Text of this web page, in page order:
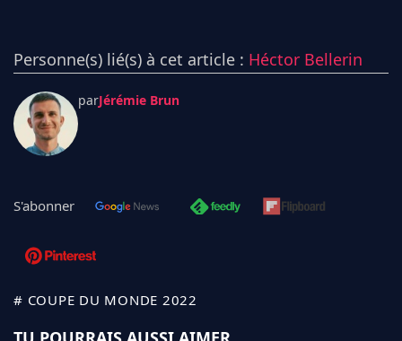
Personne(s) lié(s) à cet article : Héctor Bellerin
parJérémie Brun
S'abonner
# COUPE DU MONDE 2022